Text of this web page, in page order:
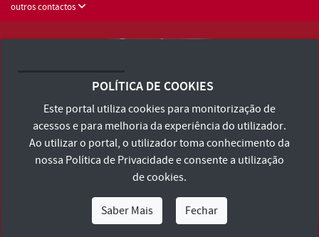
outros contactos
Consulte os Termos e Condições e Política de Privacidade
Declaração de Acessibilidade
POLÍTICA DE COOKIES
Este portal utiliza cookies para monitorização de
acessos e para melhoria da experiência do utilizador.
Ao utilizar o portal, o utilizador toma conhecimento da
nossa Política de Privacidadee consente a utilização
de cookies.
Saber Mais Fechar